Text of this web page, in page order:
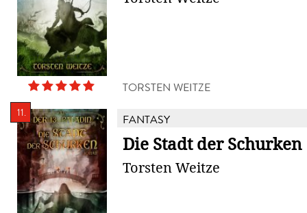
TORSTEN WEITZE
11. FANTASY
Die Stadt der Schurken
Torsten Weitze